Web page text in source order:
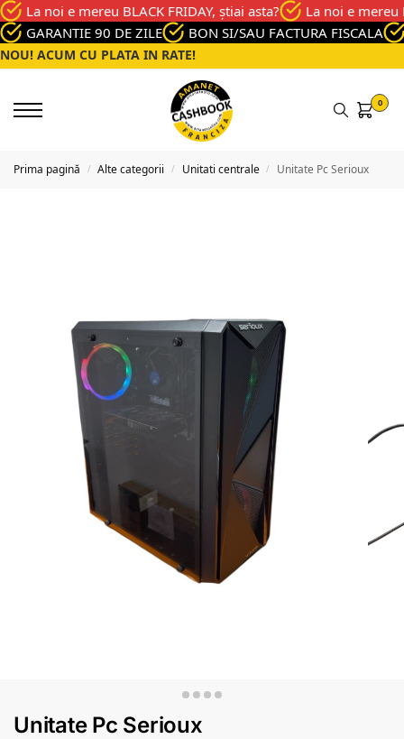
La noi e mereu BLACK FRIDAY, știai asta?
La noi e mereu
GARANTIE 90 DE ZILE
BON SI/SAU FACTURA FISCALA
NOU! ACUM CU PLATA IN RATE!
0
Prima pagină / Alte categorii / Unitati centrale / Unitate Pc Serioux
Unitate Pc Serioux